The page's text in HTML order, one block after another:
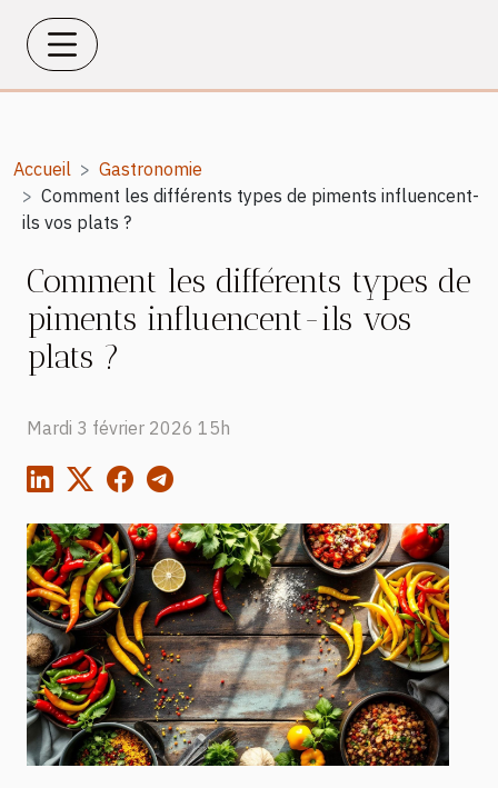
Accueil
Gastronomie
Comment les différents types de piments influencent-
ils vos plats ?
Comment les différents types de
piments influencent-ils vos
plats ?
Mardi 3 février 2026 15h